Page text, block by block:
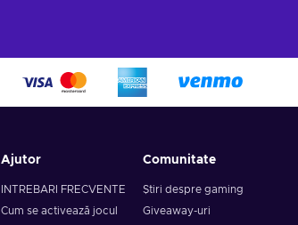
Ajutor
INTREBARI FRECVENTE
Cum se activează jocul
Comunitate
Știri despre gaming
Giveaway-uri